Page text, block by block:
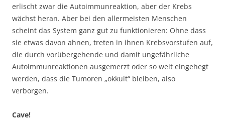
erlischt zwar die Autoimmunreaktion, aber der Krebs
wächst heran. Aber bei den allermeisten Menschen
scheint das System ganz gut zu funktionieren: Ohne dass
sie etwas davon ahnen, treten in ihnen Krebsvorstufen auf,
die durch vorübergehende und damit ungefährliche
Autoimmunreaktionen ausgemerzt oder so weit eingehegt
werden, dass die Tumoren „okkult“ bleiben, also
verborgen.
Cave!